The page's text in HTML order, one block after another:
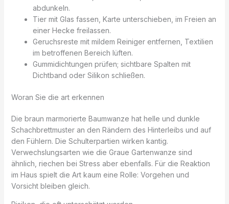
abdunkeln.
Tier mit Glas fassen, Karte unterschieben, im Freien an
einer Hecke freilassen.
Geruchsreste mit mildem Reiniger entfernen, Textilien
im betroffenen Bereich lüften.
Gummidichtungen prüfen; sichtbare Spalten mit
Dichtband oder Silikon schließen.
Woran Sie die art erkennen
Die braun marmorierte Baumwanze hat helle und dunkle
Schachbrettmuster an den Rändern des Hinterleibs und auf
den Fühlern. Die Schulterpartien wirken kantig.
Verwechslungsarten wie die Graue Gartenwanze sind
ähnlich, riechen bei Stress aber ebenfalls. Für die Reaktion
im Haus spielt die Art kaum eine Rolle: Vorgehen und
Vorsicht bleiben gleich.